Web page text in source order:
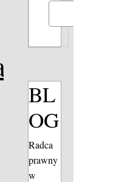
BL
OG
Radca
prawny
w